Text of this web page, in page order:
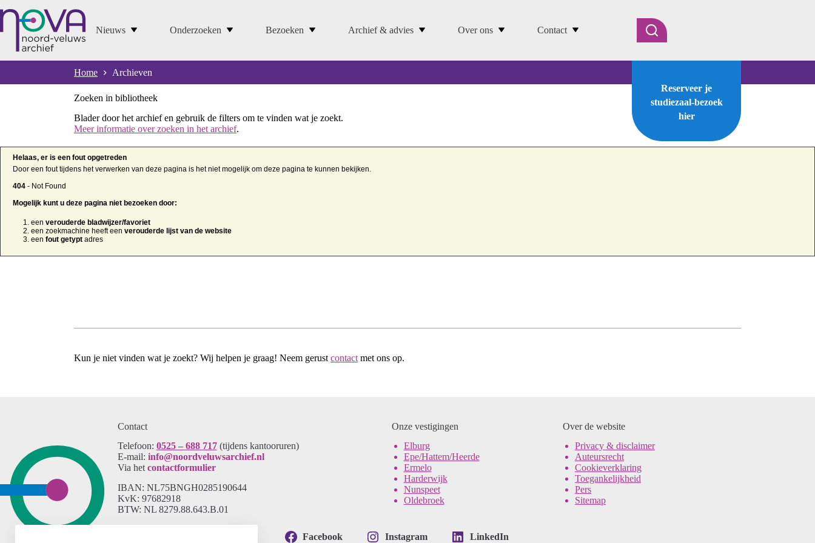
naar
inhoud
Nieuws Onderzoeken Bezoeken Archief & advies Over ons Contact
Home
Archieven
Reserveer je
studiezaal-bezoek
hier
Zoeken in bibliotheek
Blader door het archief en gebruik de filters om te vinden wat je zoekt.
Meer informatie over zoeken in het archief.
Helaas, er is een fout opgetreden
Door een fout tijdens het verwerken van deze pagina is het niet mogelijk om deze pagina te kunnen bekijken.
404 - Not Found
Mogelijk kunt u deze pagina niet bezoeken door:
een verouderde bladwijzer/favoriet
een zoekmachine heeft een verouderde lijst van de website
een fout getypt adres
Kun je niet vinden wat je zoekt? Wij helpen je graag! Neem gerust contact met ons op.
Contact
Telefoon: 0525 – 688 717 (tijdens kantooruren)
E-mail: info@noordveluwsarchief.nl
Via het contactformulier
IBAN: NL75BNGH0285190644
KvK: 97682918
BTW: NL 8279.88.643.B.01
Onze vestigingen
Elburg
Epe/Hattem/Heerde
Ermelo
Harderwijk
Nunspeet
Oldebroek
Over de website
Privacy & disclaimer
Auteursrecht
Cookieverklaring
Toegankelijkheid
Pers
Sitemap
Facebook Instagram LinkedIn